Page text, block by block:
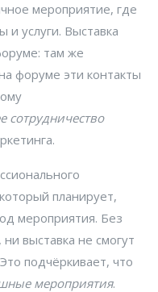
мероприятие, где
и услуги. Выставка
там же
форуме эти контакты
сотрудничество
планирует,
мероприятия. Без
выставка не смогут
подчёркивает, что
мероприятия.